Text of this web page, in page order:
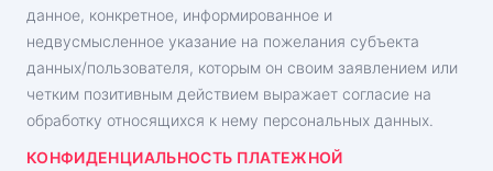
данное, конкретное, информированное и
недвусмысленное указание на пожелания субъекта
данных/пользователя, которым он своим заявлением или
четким позитивным действием выражает согласие на
обработку относящихся к нему персональных данных.
КОНФИДЕНЦИАЛЬНОСТЬ ПЛАТЕЖНОЙ